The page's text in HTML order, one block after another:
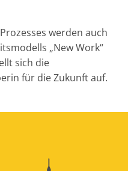
werden auch
„New Work“
sich die
für die Zukunft auf.